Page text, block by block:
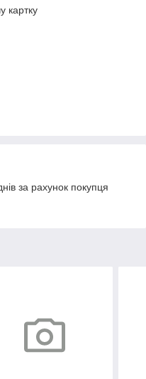
картку
за рахунок покупця